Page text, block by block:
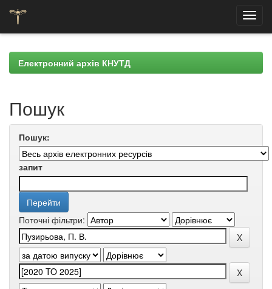
navigationЕлектронний архів КНУТД
Пошук
Пошук:
запит
Поточні фільтри: